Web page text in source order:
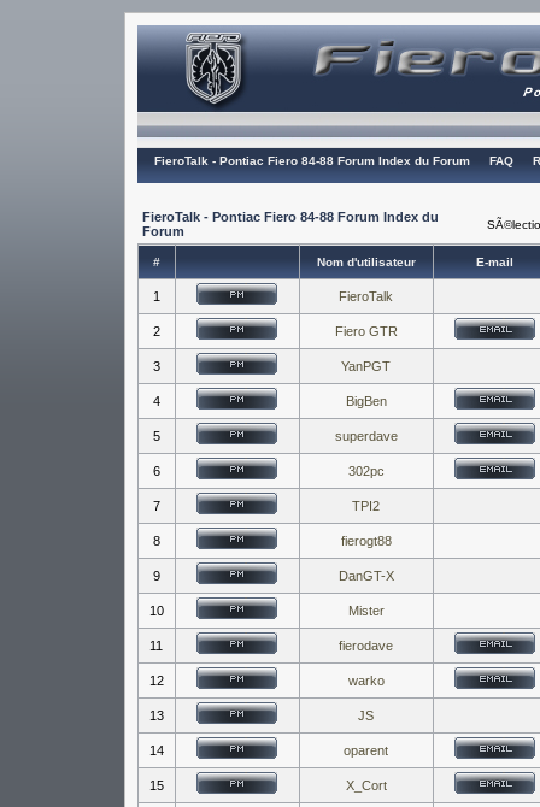
FieroTalk - Pontiac Fiero 84-88 Forum Index du Forum FAQ
FieroTalk - Pontiac Fiero 84-88 Forum Index du
Forum
# Nom d'utilisateur E-mail
1 FieroTalk
2 Fiero GTR
3 YanPGT
4 BigBen
5 superdave
6 302pc
7 TPI2
8 fierogt88
9 DanGT-X
10 Mister
11 fierodave
12 warko
13 JS
14 oparent
15 X_Cort